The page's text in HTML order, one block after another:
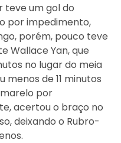
teve um gol do
por impedimento,
porém, pouco teve
Wallace Yan, que
no lugar do meia
de 11 minutos
por
acertou o braço no
deixando o Rubro-